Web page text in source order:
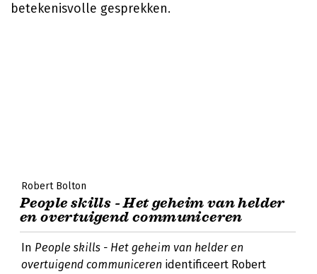
betekenisvolle gesprekken.
Robert Bolton
People skills - Het geheim van helder
en overtuigend communiceren
In People skills - Het geheim van helder en
overtuigend communiceren identificeert Robert